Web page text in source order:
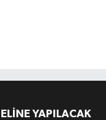
YAPILACAK